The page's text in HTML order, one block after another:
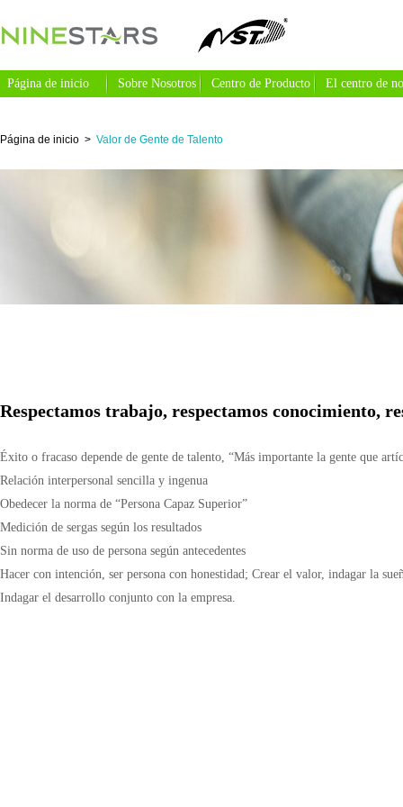
Página de inicio Sobre Nosotros Centro de Producto El centro de
Página de inicio > Valor de Gente de Talento
Respectamos trabajo, respectamos conocimiento,
Éxito o fracaso depende de gente de talento, “Más importante la gente que
Relación interpersonal sencilla y ingenua
Obedecer la norma de “Persona Capaz Superior”
Medición de sergas según los resultados
Sin norma de uso de persona según antecedentes
Hacer con intención, ser persona con honestidad; Crear el valor, indagar la
Indagar el desarrollo conjunto con la empresa.